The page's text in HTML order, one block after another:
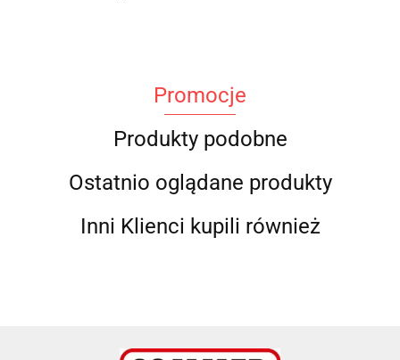
Promocje
Produkty podobne
Ostatnio oglądane produkty
Inni Klienci kupili również